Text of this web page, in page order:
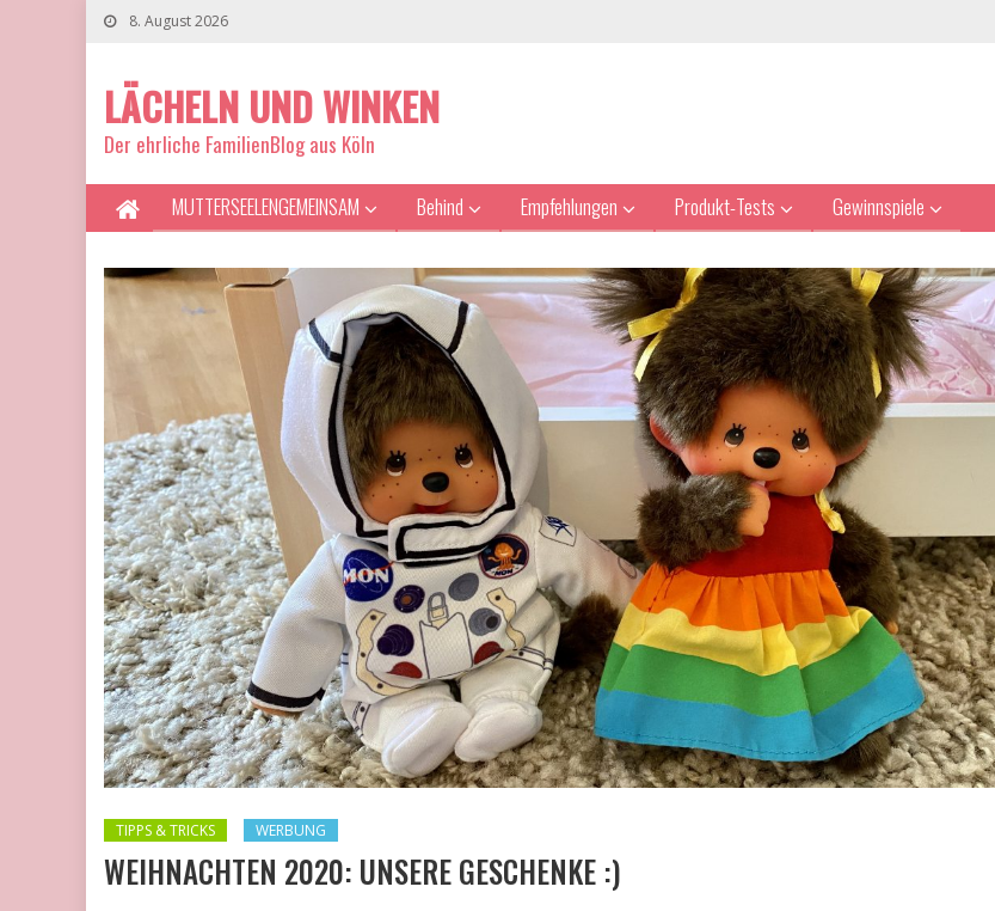
8. August 2026
LÄCHELN UND WINKEN
Der ehrliche FamilienBlog aus Köln
MUTTERSEELENGEMEINSAM Behind Empfehlungen Produkt-Tests Gewinnspiele
TIPPS & TRICKS WERBUNG
WEIHNACHTEN 2020: UNSERE GESCHENKE :)